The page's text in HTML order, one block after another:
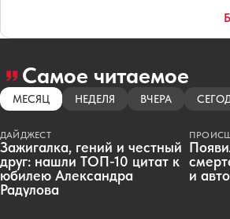
Самое читаемое
МЕСЯЦ НЕДЕЛЯ ВЧЕРА
ДАЙДЖЕСТ
Зажигалка, гений и честный
друг: нашли ТОП-10 цитат к
юбилею Александра
Радулова
и